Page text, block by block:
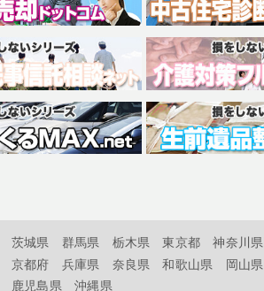
茨城県 群馬県 栃木県 東京都 神奈川県
京都府 兵庫県 奈良県 和歌山県 岡山県
鹿児島県 沖縄県